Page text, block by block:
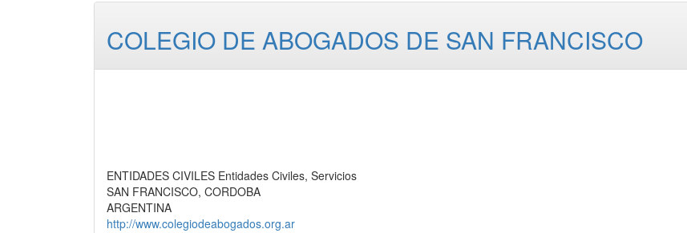
COLEGIO DE ABOGADOS DE SAN FRANCISCO
ENTIDADES CIVILES Entidades Civiles, Servicios
SAN FRANCISCO, CORDOBA
ARGENTINA
http://www.colegiodeabogados.org.ar